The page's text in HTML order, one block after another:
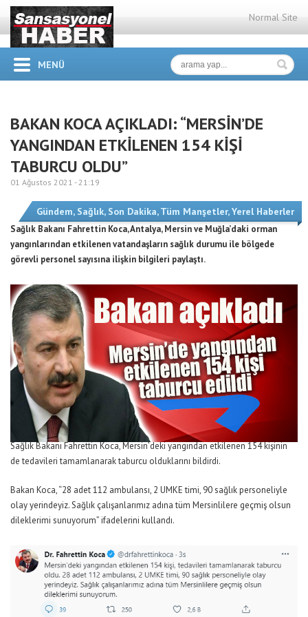
Normal Site
MENÜ
BAKAN KOCA AÇIKLADI: “MERSİN’DE
YANGINDAN ETKİLENEN 154 KİŞİ
TABURCU OLDU”
01 Ağustos 2021 -21:19
Gündem, Sağlık, Son Dakika,Tüm Manşetler,Yerel Haberler
Sağlık Bakanı Fahrettin Koca, Antalya, Mersin ve Muğla’daki orman
yangınlarından etkilenen vatandaşların sağlık durumu ile bölgede
görevli personel sayısına ilişkin bilgileri paylaştı.
Sağlık Bakanı Fahrettin Koca, Mersin’deki yangından etkilenen 154 kişinin
de tedavileri tamamlanarak taburcu olduklarını bildirdi.
Bakan Koca, “28 adet 112 ambulansı, 2 UMKE timi, 90 sağlık personeliyle
olay yerindeyiz. Sağlık çalışanlarımız adına tüm Mersinlilere geçmiş olsun
dileklerimi sunuyorum” ifadelerini kullandı.